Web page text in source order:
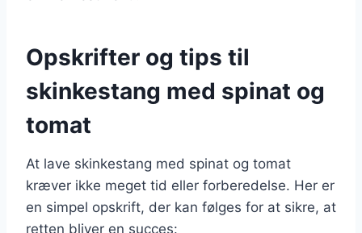
Opskrifter og tips til
skinkestang med spinat og
tomat
At lave skinkestang med spinat og tomat
kræver ikke meget tid eller forberedelse. Her er
en simpel opskrift, der kan følges for at sikre, at
retten bliver en succes: